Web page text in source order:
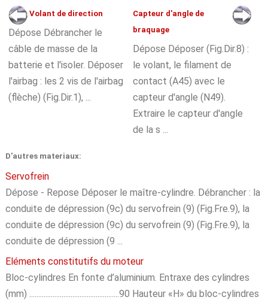
Volant de direction
Dépose Débrancher le
câble de masse de la
batterie et l'isoler. Déposer
l'airbag : les 2 vis de l'airbag
(flèche) (Fig.Dir.1), ...
Capteur d'angle de
braquage
Dépose Déposer (Fig.Dir.8) :
le volant, le filament de
contact (A45) avec le
capteur d'angle (N49).
Extraire le capteur d'angle
de la s ...
D'autres materiaux:
Servofrein
Dépose - Repose Déposer le maître-cylindre. Débrancher : la
conduite de dépression (9c) du servofrein (9) (Fig.Fre.9), la
conduite de dépression (9c) du servofrein (9) (Fig.Fre.9), la
conduite de dépression (9 ...
Eléments constitutifs du moteur
Bloc-cylindres En fonte d’aluminium. Entraxe des cylindres
(mm) ..................................................90 Hauteur «H» du bloc-cylindres